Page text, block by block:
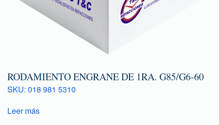
RODAMIENTO ENGRANE DE 1RA. G85/G6-60
SKU: 018 981 5310
Leer más